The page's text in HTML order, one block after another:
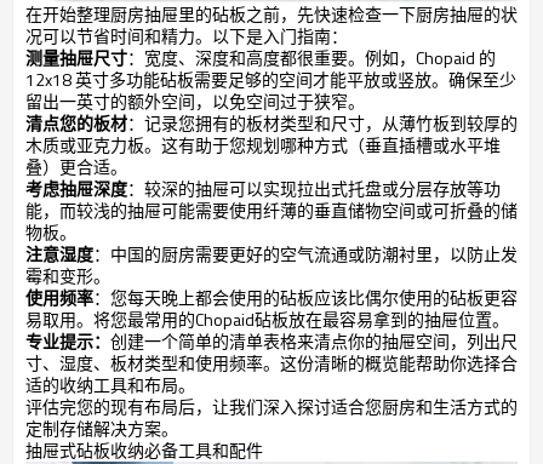
在开始整理厨房抽屉里的砧板之前，先快速检查一下厨房抽屉的状
况可以节省时间和精力。以下是入门指南：
测量抽屉尺寸：宽度、深度和高度都很重要。例如，Chopaid 的
12x18 英寸多功能砧板需要足够的空间才能平放或竖放。确保至少
留出一英寸的额外空间，以免空间过于狭窄。
清点您的板材：记录您拥有的板材类型和尺寸，从薄竹板到较厚的
木质或亚克力板。这有助于您规划哪种方式（垂直插槽或水平堆
叠）更合适。
考虑抽屉深度：较深的抽屉可以实现拉出式托盘或分层存放等功
能，而较浅的抽屉可能需要使用纤薄的垂直储物空间或可折叠的储
物板。
注意湿度：中国的厨房需要更好的空气流通或防潮衬里，以防止发
霉和变形。
使用频率：您每天晚上都会使用的砧板应该比偶尔使用的砧板更容
易取用。将您最常用的Chopaid砧板放在最容易拿到的抽屉位置。
专业提示： 创建一个简单的清单表格来清点你的抽屉空间，列出尺
寸、湿度、板材类型和使用频率。这份清晰的概览能帮助你选择合
适的收纳工具和布局。
评估完您的现有布局后，让我们深入探讨适合您厨房和生活方式的
定制存储解决方案。
抽屉式砧板收纳必备工具和配件